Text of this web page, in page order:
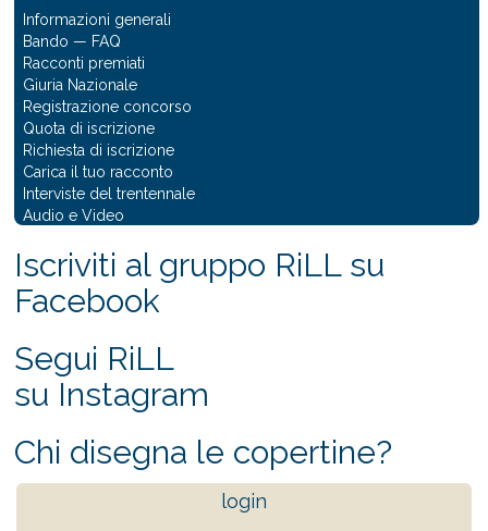
Informazioni generali
Bando — FAQ
Racconti premiati
Giuria Nazionale
Registrazione concorso
Quota di iscrizione
Richiesta di iscrizione
Carica il tuo racconto
Interviste del trentennale
Audio e Video
Iscriviti al gruppo RiLL su
Facebook
Segui RiLL
su Instagram
Chi disegna le copertine?
login